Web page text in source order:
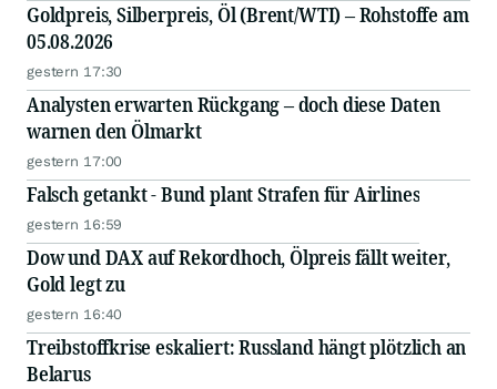
Goldpreis, Silberpreis, Öl (Brent/WTI) – Rohstoffe am
05.08.2026
gestern 17:30
Analysten erwarten Rückgang – doch diese Daten
warnen den Ölmarkt
gestern 17:00
Falsch getankt - Bund plant Strafen für Airlines
gestern 16:59
Dow und DAX auf Rekordhoch, Ölpreis fällt weiter,
Gold legt zu
gestern 16:40
Treibstoffkrise eskaliert: Russland hängt plötzlich an
Belarus